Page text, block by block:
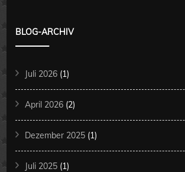
BLOG-ARCHIV
Juli 2026 (1)
April 2026 (2)
Dezember 2025 (1)
Juli 2025 (1)